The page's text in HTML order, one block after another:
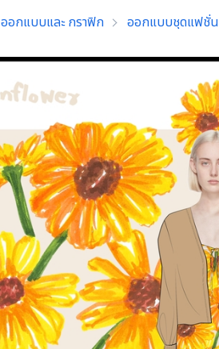
ออกแบบและ กราฟิก ออกแบบชุดแฟชั่น